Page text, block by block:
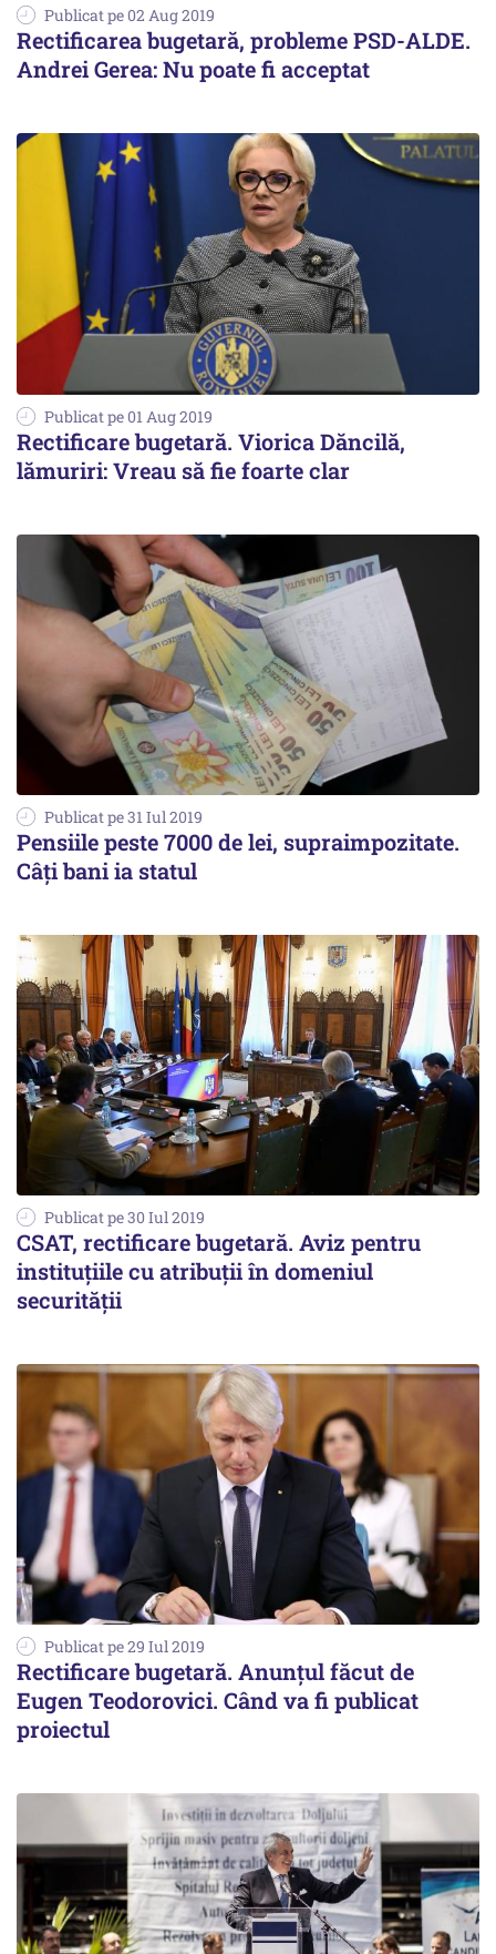
Publicat pe 02 Aug 2019
Rectificarea bugetară, probleme PSD-ALDE.
Andrei Gerea: Nu poate fi acceptat
Publicat pe 01 Aug 2019
Rectificare bugetară. Viorica Dăncilă,
lămuriri: Vreau să fie foarte clar
Publicat pe 31 Iul 2019
Pensiile peste 7000 de lei, supraimpozitate.
Câţi bani ia statul
Publicat pe 30 Iul 2019
CSAT, rectificare bugetară. Aviz pentru
instituţiile cu atribuţii în domeniul
securităţii
Publicat pe 29 Iul 2019
Rectificare bugetară. Anunțul făcut de
Eugen Teodorovici. Când va fi publicat
proiectul